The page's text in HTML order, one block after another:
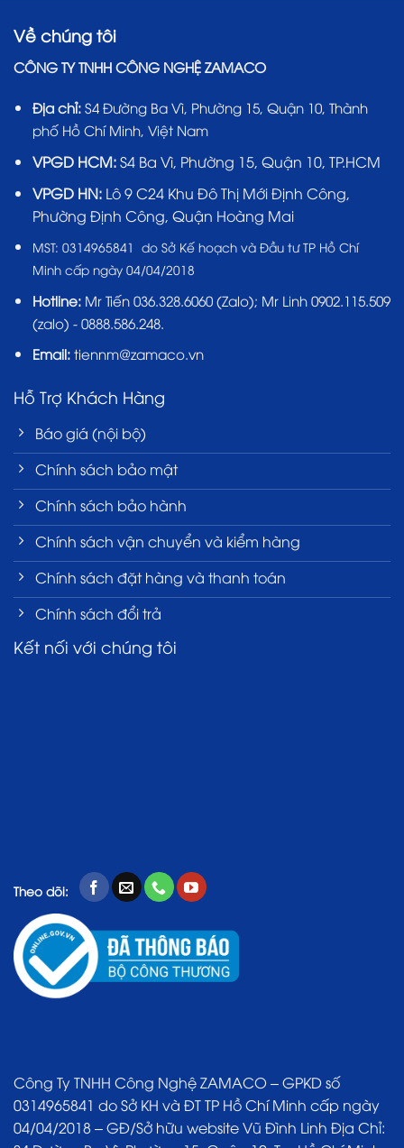
Về chúng tôi
CÔNG TY TNHH CÔNG NGHỆ ZAMACO
Địa chỉ: S4 Đường Ba Vì, Phường 15, Quận 10, Thành
phố Hồ Chí Minh, Việt Nam
VPGD HCM:S4 Ba Vì, Phường 15, Quận 10, TP.HCM
VPGD HN:Lô 9 C24 Khu Đô Thị Mới Định Công,
Phường Định Công, Quận Hoàng Mai
MST: 0314965841 do Sở Kế hoạch và Đầu tư TP Hồ Chí
Minh cấp ngày 04/04/2018
Hotline: Mr Tiến 036.328.6060(Zalo); Mr Linh 0902.115.509
(zalo) - 0888.586.248.
Email:tiennm@zamaco.vn
Hỗ Trợ Khách Hàng
Báo giá (nội bộ)
Chính sách bảo mật
Chính sách bảo hành
Chính sách vận chuyển và kiểm hàng
Chính sách đặt hàng và thanh toán
Chính sách đổi trả
Kết nối với chúng tôi
Theo dõi:
Công Ty TNHH Công Nghệ ZAMACO – GPKD số
0314965841 do Sở KH và ĐT TP Hồ Chí Minh cấp ngày
04/04/2018 – GĐ/Sở hữu website Vũ Đình Linh Địa Chỉ: